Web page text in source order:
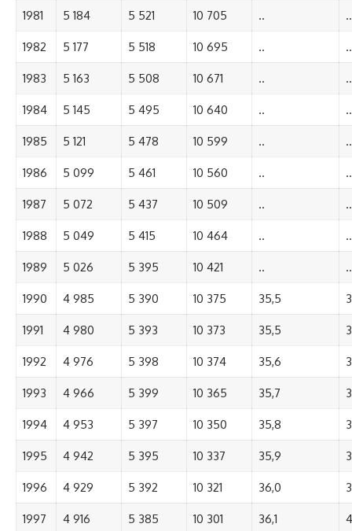
1981 5 184 5 521 10 705 .. ..
1982 5 177 5 518 10 695 .. ..
1983 5 163 5 508 10 671 .. ..
1984 5 145 5 495 10 640 .. ..
1985 5 121 5 478 10 599 .. ..
1986 5 099 5 461 10 560 .. ..
1987 5 072 5 437 10 509 .. ..
1988 5 049 5 415 10 464 .. ..
1989 5 026 5 395 10 421 .. ..
1990 4 985 5 390 10 375 35,5
1991 4 980 5 393 10 373 35,5
1992 4 976 5 398 10 374 35,6
1993 4 966 5 399 10 365 35,7
1994 4 953 5 397 10 350 35,8
1995 4 942 5 395 10 337 35,9
1996 4 929 5 392 10 321 36,0
1997 4 916 5 385 10 301 36,1